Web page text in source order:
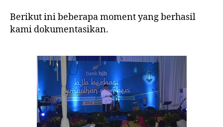
Berikut ini beberapa moment yang berhasil
kami dokumentasikan.